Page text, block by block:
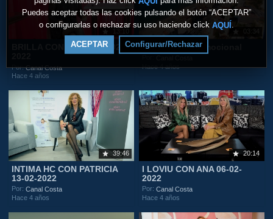
Puedes aceptar todas las cookies pulsando el botón “ACEPTAR”
o configurarlas o rechazar su uso haciendo click AQUÍ .
ACEPTAR Configurar/Rechazar
BRILLA CON LAURA 20-02-
Por:Canal Costa
Hace 4 años
Fuengirola Promocional
Hace 4 años
39:46
INTIMA HC CON PATRICIA
13-02-2022
Por:Canal Costa
Hace 4 años
20:14
I LOVIU CON ANA 06-02-
2022
Por:Canal Costa
Hace 4 años